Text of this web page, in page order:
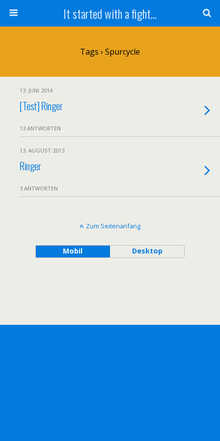
It started with a fight...
Tags › Spurcycle
13. JUNI 2014
[Test] Ringer
13 ANTWORTEN
13. AUGUST 2013
Ringer
3 ANTWORTEN
Zum Seitenanfang
Mobil Desktop